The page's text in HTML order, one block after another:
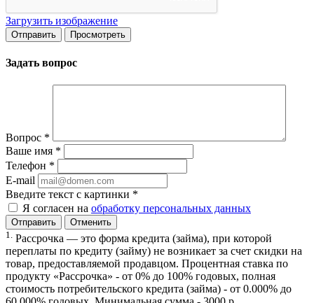
Загрузить изображение
Задать вопрос
Вопрос *
Ваше имя *
Телефон *
E-mail
Введите текст с картинки *
Я согласен на обработку персональных данных
Отменить
1.
Рассрочка — это форма кредита (займа), при которой
переплаты по кредиту (займу) не возникает за счет скидки на
товар, предоставляемой продавцом. Процентная ставка по
продукту «Рассрочка» - от 0% до 100% годовых, полная
стоимость потребительского кредита (займа) - от 0.000% до